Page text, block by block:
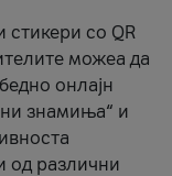
стикери со QR
можеа да
онлајн
знамиња“ и
од различни